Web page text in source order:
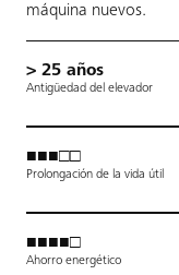
máquina nuevos.
> 25 años
Antigüedad del elevador
■■■□□
Prolongación de la vida útil
■■■■□
Ahorro energético